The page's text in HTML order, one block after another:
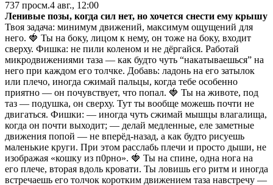
737 просм.4 авг., 12:00
Ленивые позы, когда сил нет, но хочется снести ему крышу
Твоя задача: минимум движений, максимум ощущений для
него. 🍓 Ты на боку, лицом к нему, он тоже на боку, входит
сверху. Фишка: не пили коленом и не дёргайся. Работай
микродвижениями таза — как будто чуть “накатываешься” на
него при каждом его толчке. Добавь: ладонь на его затылок
или плечо, иногда сжимай пальцы, когда тебе особенно
приятно — он почувствует, что попал. 🍓 Ты на животе, под
таз — подушка, он сверху. Тут ты вообще можешь почти не
двигаться. Фишки: — иногда чуть сжимай мышцы влагалища,
когда он почти выходит; — делай медленные, еле заметные
движения попой — не вперёд-назад, а как будто рисуешь
маленькие круги. При этом расслабь плечи и просто дыши, не
изображая «кошку из п0рно». 🍓 Ты на спине, одна нога на
его плече, вторая вдоль кровати. Ты ловишь его ритм и иногда
встречаешь его толчок коротким движением таза навстречу —